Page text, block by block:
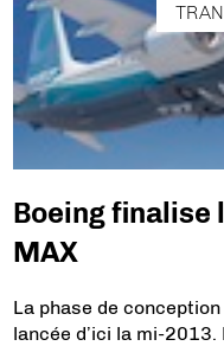
Boeing finalise
MAX
La phase de
lancée d’ici la mi-